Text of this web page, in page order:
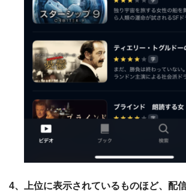
4、上位に表示されているものほど、配